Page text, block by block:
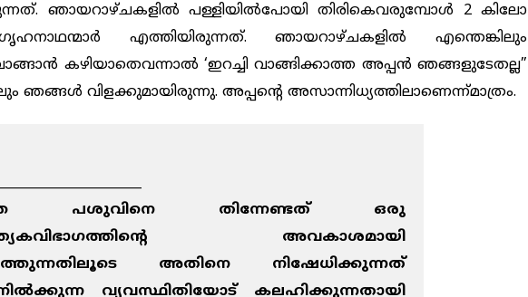
ഞായറാഴ്ചകളില്‍ പള്ളിയില്‍പോയി തിരികെവരുമ്പോള്‍ 2 കിലോ
ഗൃഹനാഥന്മാര്‍ എത്തിയിരുന്നത്. ഞായറാഴ്ചകളില്‍ എന്തെങ്കിലും
കഴിയാതെവന്നാല്‍ ‘ഇറച്ചി വാങ്ങിക്കാത്ത അപ്പന്‍ ഞങ്ങളുടേതല്ല”
ഞങ്ങള്‍ വിളക്കുമായിരുന്നു. അപ്പന്റെ അസാന്നിധ്യത്തിലാണെന്ന്മാത്രം.
പശുവിനെ തിന്നേണ്ടത് ഒരു
അവകാശമായി
അതിനെ നിഷേധിക്കുന്നത്
വ്യവസ്ഥിതിയോട് കലഹിക്കുന്നതായി